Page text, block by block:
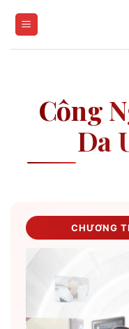
Công
Da
CHƯƠNG